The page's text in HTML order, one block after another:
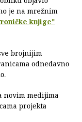
je na mrežnim
knjige"
brojnijim
odnedavno
novim medijima
projekta